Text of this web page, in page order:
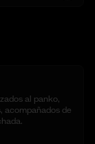
al panko,
acompañados de